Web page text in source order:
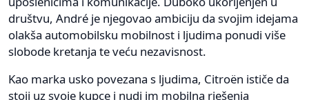
društvu, André je njegovao ambiciju da svojim idejama
olakša automobilsku mobilnost i ljudima ponudi više
slobode kretanja te veću nezavisnost.
Kao marka usko povezana s ljudima, Citroën ističe da
stoji uz svoje kupce i nudi im mobilna rješenja